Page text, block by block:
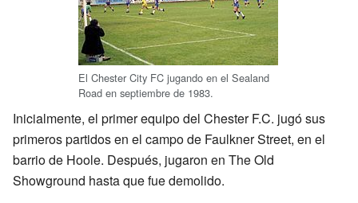
El Chester City FC jugando en el Sealand
Road en septiembre de 1983.
Inicialmente, el primer equipo del Chester F.C. jugó sus
primeros partidos en el campo de Faulkner Street, en el
barrio de Hoole. Después, jugaron en The Old
Showground hasta que fue demolido.